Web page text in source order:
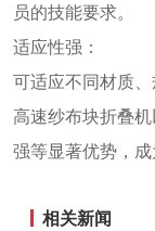
员的技能要求。
适应性强：
可适应不同材质、
高速纱布块折叠
强等显著优势，
相关新闻